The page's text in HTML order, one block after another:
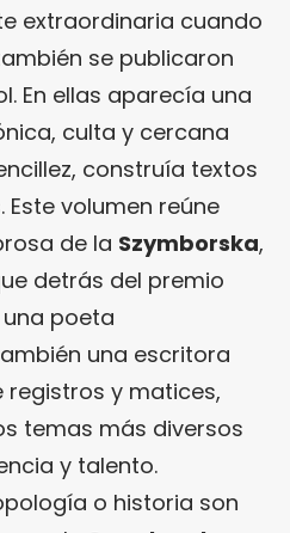
extraordinaria cuando
se publicaron
En ellas aparecía una
culta y cercana
construía textos
volumen reúne
de la Szymborska,
detrás del premio
poeta
una escritora
y matices,
temas más diversos
y talento.
o historia son